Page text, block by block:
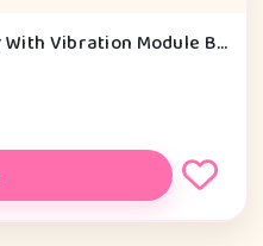
Die Spiegelburg Helicopter With Vibration Module Baby Charms - Legetøj